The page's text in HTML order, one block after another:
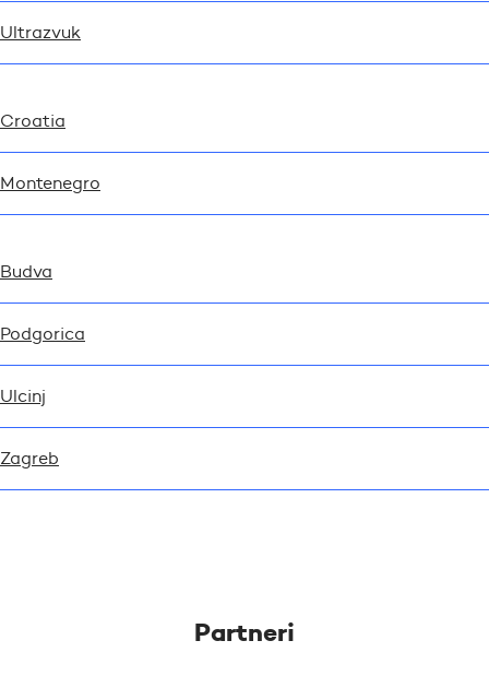
Ultrazvuk
Croatia
Montenegro
Budva
Podgorica
Ulcinj
Zagreb
Partneri